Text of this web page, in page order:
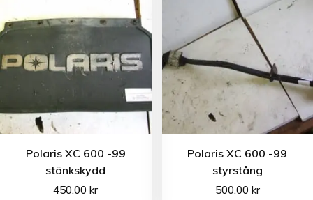
Polaris XC 600 -99
stänkskydd
450.00kr
Polaris XC 600 -99
styrstång
500.00 kr